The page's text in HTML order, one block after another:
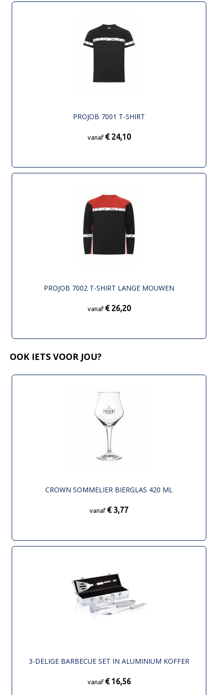
PROJOB 7001 T-SHIRT
vanaf € 24,10
PROJOB 7002 T-SHIRT LANGE MOUWEN
vanaf € 26,20
OOK IETS VOOR JOU?
CROWN SOMMELIER BIERGLAS 420 ML
vanaf € 3,77
3-DELIGE BARBECUE SET IN ALUMINIUM KOFFER
vanaf € 16,56